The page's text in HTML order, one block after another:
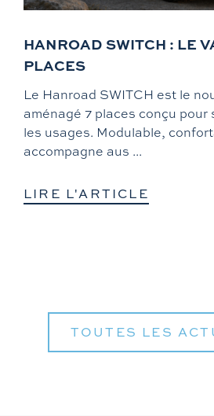
HANROAD SWITCH : LE
PLACES
Le Hanroad SWITCH est le
aménagé 7 places conçu pour
les usages. Modulable,
accompagne aus ...
LIRE L'ARTICLE
TOUTES LES